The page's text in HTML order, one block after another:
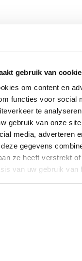
gebruik van
om content en
functies voor social
te
gebruik van onze
media, adverteren
gegevens
ze heeft verstrekt
van uw gebruik van
van Indonesië
desktop. Vul uw e-
in uw mailbox.